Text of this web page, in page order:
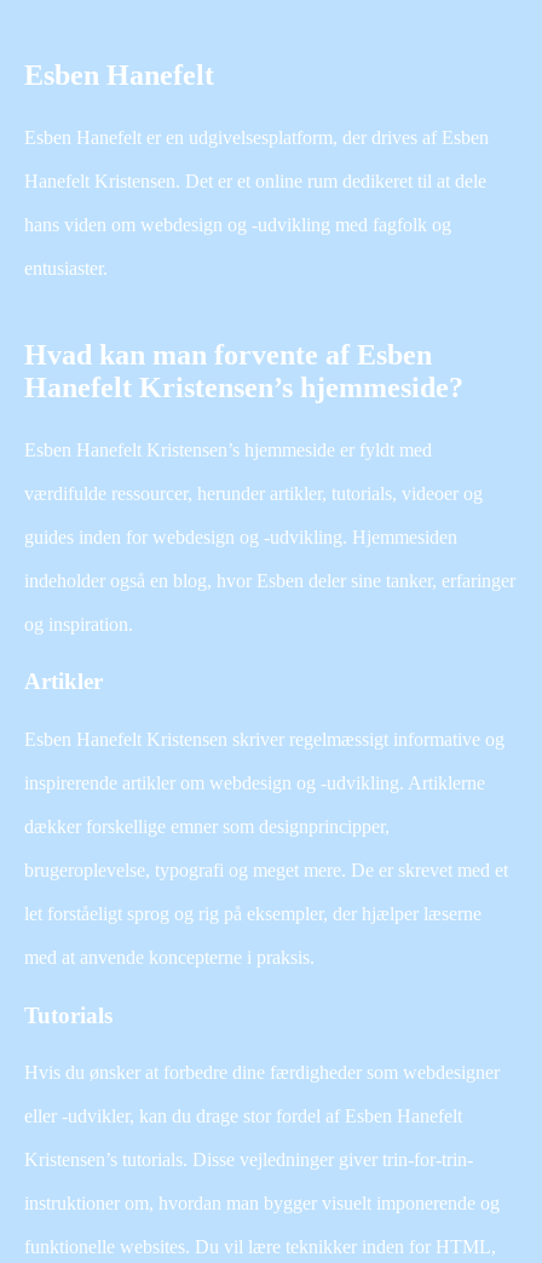
Esben Hanefelt
Esben Hanefelt er en udgivelsesplatform, der drives af Esben
Hanefelt Kristensen. Det er et online rum dedikeret til at dele
hans viden om webdesign og -udvikling med fagfolk og
entusiaster.
Hvad kan man forvente af Esben
Hanefelt Kristensen’s hjemmeside?
Esben Hanefelt Kristensen’s hjemmeside er fyldt med
værdifulde ressourcer, herunder artikler, tutorials, videoer og
guides inden for webdesign og -udvikling. Hjemmesiden
indeholder også en blog, hvor Esben deler sine tanker, erfaringer
og inspiration.
Artikler
Esben Hanefelt Kristensen skriver regelmæssigt informative og
inspirerende artikler om webdesign og -udvikling. Artiklerne
dækker forskellige emner som designprincipper,
brugeroplevelse, typografi og meget mere. De er skrevet med et
let forståeligt sprog og rig på eksempler, der hjælper læserne
med at anvende koncepterne i praksis.
Tutorials
Hvis du ønsker at forbedre dine færdigheder som webdesigner
eller -udvikler, kan du drage stor fordel af Esben Hanefelt
Kristensen’s tutorials. Disse vejledninger giver trin-for-trin-
instruktioner om, hvordan man bygger visuelt imponerende og
funktionelle websites. Du vil lære teknikker inden for HTML,